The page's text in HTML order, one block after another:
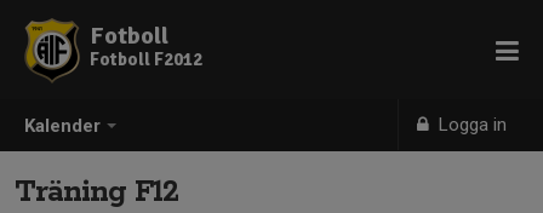
Kalender Logga in
Fotboll
Fotboll F2012
Träning F12